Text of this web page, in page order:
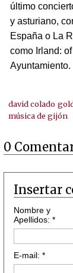
último
y asturiano,
España o La
como Irland:
Ayuntamiento.
david colado
música de gijón
0
Insertar
Nombre y
Apellidos: *
E-mail: *